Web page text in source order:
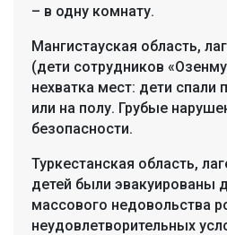
– в одну комнату.
Мангистауская область,
(дети сотрудников
нехватка мест: дети спали
или на полу. Грубые
безопасности.
Туркестанская область,
детей были эвакуированы
массового недовольства
неудовлетворительных